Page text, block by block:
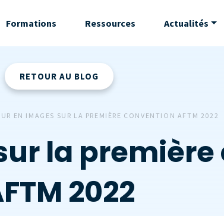
Formations Ressources Actualités
RETOUR AU BLOG
EN IMAGES SUR LA PREMIÈRE CONVENTION AFTM 2022
la
2022